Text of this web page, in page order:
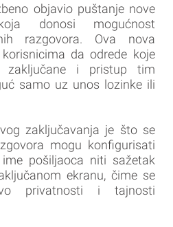
objavio puštanje nove
donosi mogućnost
razgovora. Ova nova
da odrede koje
i pristup tim
samo uz unos lozinke ili
zaključavanja je što se
mogu konfigurisati
pošiljaoca niti sažetak
ekranu, čime se
privatnosti i tajnosti